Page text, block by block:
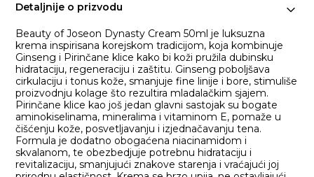
Detaljnije o prizvodu
Beauty of Joseon Dynasty Cream 50ml je luksuzna
krema inspirisana korejskom tradicijom, koja kombinuje
Ginseng i Pirinčane klice kako bi koži pružila dubinsku
hidrataciju, regeneraciju i zaštitu. Ginseng poboljšava
cirkulaciju i tonus kože, smanjuje fine linije i bore, stimuliše
proizvodnju kolage što rezultira mladalačkim sjajem.
Pirinčane klice kao još jedan glavni sastojak su bogate
aminokiselinama, mineralima i vitaminom E, pomaže u
čišćenju kože, posvetljavanju i izjednačavanju tena.
Formula je dodatno obogaćena niacinamidom i
skvalanom, te obezbedjuje potrebnu hidrataciju i
revitalizaciju, smanjujući znakove starenja i vraćajući joj